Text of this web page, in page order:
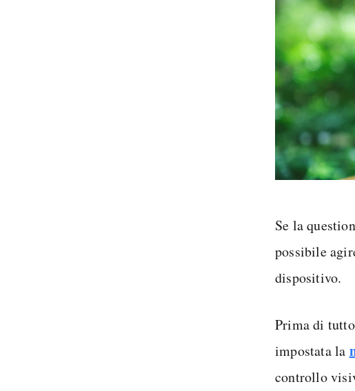
Se la
possibile
dispositivo.
Prima di
impostata la
controllo